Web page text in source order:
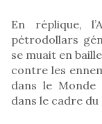
En réplique,
pétrodollars
se muait en
contre les
dans le Monde
dans le cadre du